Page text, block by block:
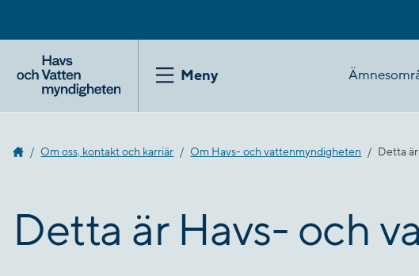
innehåll
Meny
Om oss, kontakt och karriär Om Havs- och vatten­myndigheten Detta
Detta är Havs- och